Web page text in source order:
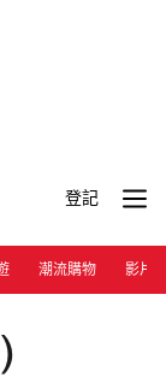
登記
潮流購物 影片